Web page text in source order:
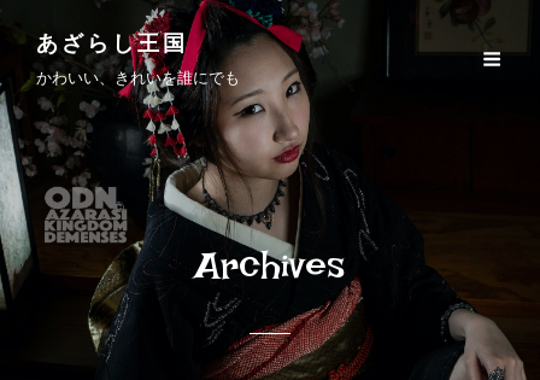
あざらし王国
かわいい、きれいを誰にでも
Archives